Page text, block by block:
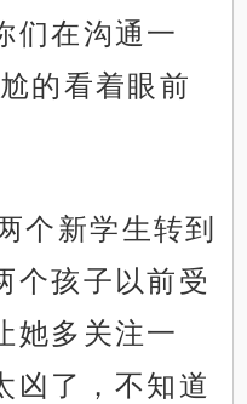
们在沟通一
的看着眼前
个新学生转到
个孩子以前受
她多关注一
凶了，不知道